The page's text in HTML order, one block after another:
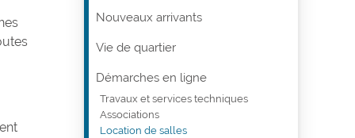
Nouveaux arrivants
Vie de quartier
Démarches en ligne
Travaux et services techniques
Associations
Location de salles